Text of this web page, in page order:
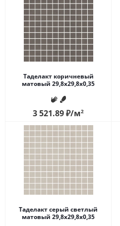
Таделакт коричневый
матовый 29,8x29,8x0,35
3 521.89₽/м2
Таделакт серый светлый
матовый 29,8x29,8x0,35